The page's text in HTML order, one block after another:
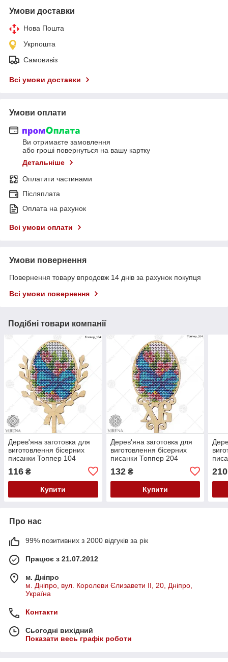
Умови доставки
Нова Пошта
Укрпошта
Самовивіз
Всі умови доставки
Умови оплати
Ви отримаєте замовлення
або гроші повернуться на вашу картку
Детальніше
Оплатити частинами
Післяплата
Оплата на рахунок
Всі умови оплати
Умови повернення
Повернення товару впродовж 14 днів за рахунок покупця
Всі умови повернення
Подібні товари компанії
Дерев'яна заготовка для
виготовлення бісерних
писанки Топпер 104
116 ₴
Купити
Дерев'яна заготовка для
виготовлення бісерних
писанки Топпер 204
132₴
Купити
210
Про нас
99% позитивних з 2000 відгуків за рік
Працює з 21.07.2012
м. Дніпро
м. Дніпро, вул. Королеви Єлизавети ІІ, 20, Дніпро,
Україна
Контакти
Сьогодні вихідний
Показати весь графік роботи